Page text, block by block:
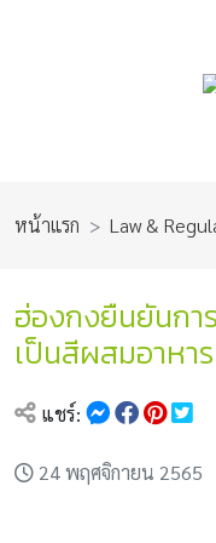
หน้าแรก Law &
ฮ่องกงยืนยันกา
เป็นสีผสมอาหาร
แชร์:
24 พฤศจิกายน 2565